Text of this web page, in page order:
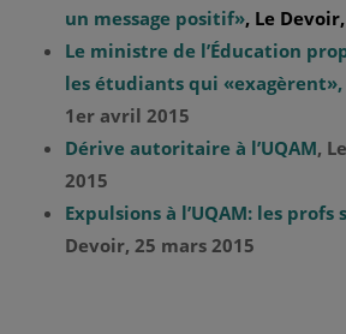
un message positif», Le
Le ministre de l’Éducation
les étudiants qui «exagèrent»,
1er avril 2015
Dérive autoritaire à l’UQAM,
2015
Expulsions à l’UQAM: les profs
Devoir, 25 mars 2015